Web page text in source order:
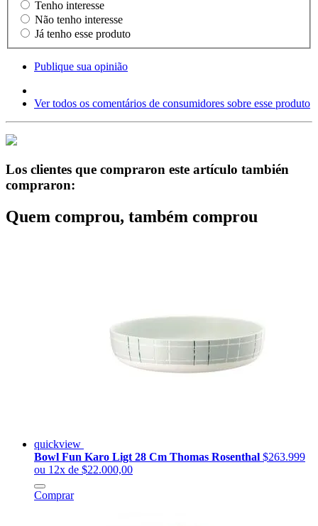
Tenho interesse
Não tenho interesse
Já tenho esse produto
Publique sua opinião
Ver todos os comentários de consumidores sobre esse produto
Los clientes que compraron este artículo también
compraron:
Quem comprou, também comprou
quickview
Bowl Fun Karo Ligt 28 Cm Thomas Rosenthal $263.999
ou 12x de $22.000,00
Comprar